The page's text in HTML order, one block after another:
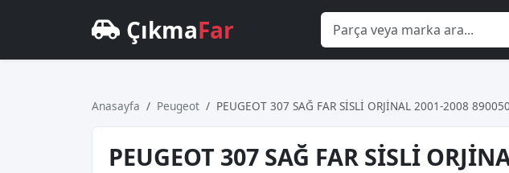
ÇıkmaFar
Anasayfa Peugeot PEUGEOT 307 SAĞ FAR SİSLİ ORJİNAL 2001-2008
PEUGEOT 307 SAĞ FAR SİSLİ